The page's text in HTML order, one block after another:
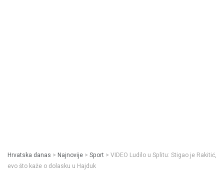
Hrvatska danas > Najnovije > Sport > VIDEO Ludilo u Splitu: Stigao je Rakitić,
evo što kaže o dolasku u Hajduk